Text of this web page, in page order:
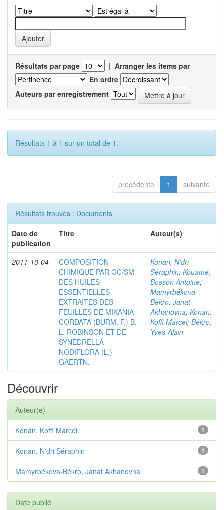
Résultats par page | Arranger les items par
En ordre
Auteurs par enregistrement
Résultats 1 à 1 sur un total de 1.
précédente 1 suivante
Résultats trouvés : Documents
Date de
publication
Titre Auteur(s)
2011-10-04
COMPOSITION
CHIMIQUE PAR GC/SM
DES HUILES
ESSENTIELLES
EXTRAITES DES
FEUILLES DE MIKANIA
CORDATA (BURM. F.) B.
L. ROBINSON ET DE
SYNEDRELLA
NODIFLORA (L.)
GAERTN.
Konan, N'dri
Séraphin; Kouamé,
Bosson Antoine;
Mamyrbékova-
Békro, Janat
Akhanovna; Konan,
Koffi Marcel; Békro,
Yves-Alain
Découvrir
Auteur(e)
1
Konan, Koffi Marcel
1
Konan, N'dri Séraphin
1
Mamyrbékova-Békro, Janat Akhanovna
Date publié